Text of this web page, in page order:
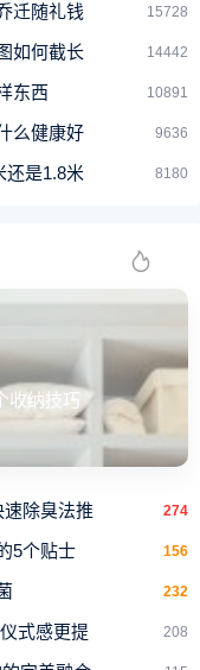
迁随礼钱 15728
如何截长 14442
东西 10891
么健康好 9636
还是1.8米 8180
收纳技巧
除臭法推 274
5个贴士 156
232
式感更提 208